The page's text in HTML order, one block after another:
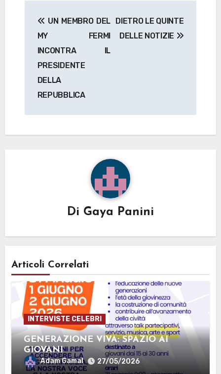
articoli
UN MEMBRO DEL
MY FERMI
INCONTRA IL
PRESIDENTE
DELLA
REPUBBLICA
DIETRO LE QUINTE
DELLE NOTIZIE
Di Gaya Panini
Articoli Correlati
INTERVISTE CELEBRI
GENERAZIONE VIVA: SPAZIO AI
GIOVANI
Adam Gamal 27/05/2026